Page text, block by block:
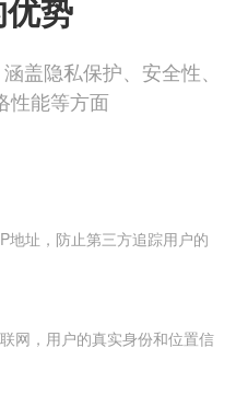
势
盖隐私保护、安全性、
性能等方面
地址，防止第三方追踪用户的
网，用户的真实身份和位置信